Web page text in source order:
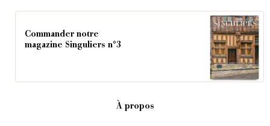
Commander notre
magazine Singuliers n°3
À propos